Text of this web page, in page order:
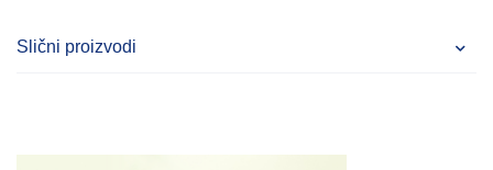
Slični proizvodi